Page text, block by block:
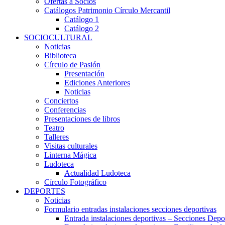
Catálogos Patrimonio Círculo Mercantil
Catálogo 1
Catálogo 2
SOCIOCULTURAL
Noticias
Biblioteca
Círculo de Pasión
Presentación
Ediciones Anteriores
Noticias
Conciertos
Conferencias
Presentaciones de libros
Teatro
Talleres
Visitas culturales
Linterna Mágica
Ludoteca
Actualidad Ludoteca
Círculo Fotográfico
DEPORTES
Noticias
Formulario entradas instalaciones secciones deportivas
Entrada instalaciones deportivas – Secciones